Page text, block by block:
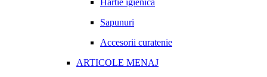
Hartie igienica
Sapunuri
Accesorii curatenie
ARTICOLE MENAJ